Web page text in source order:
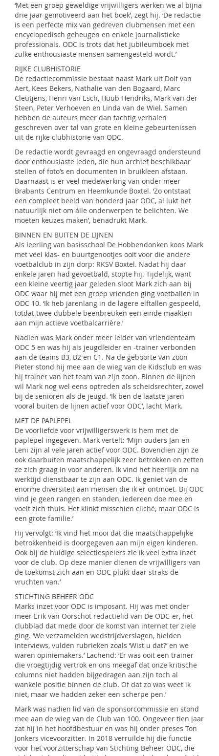
‘Met een groep geweldige vrijwilligers werken we al bijna
drie jaar gemotiveerd aan het boek’, zegt hij. ‘De redactie
is een perfecte mix van gedreven clubmensen met een
encyclopedisch geheugen en enkele journalistieke
professionals. ODC is trots dat het jubileumboek met
zulke enthousiaste mensen samengesteld wordt.’
RIJKE CLUBHISTORIE
De redactiecommissie bestaat naast Mark uit Dolf van
Aert, Kees Bekers, Nathalie van den Bogaard, Marc
Cleutjens, Henri van Esch, Huub Hendriks, Mark van der
Steen, Peter Verhoeven en Linda van de Wiel. Samen
hebben de auteurs meer dan tachtig verhalen
geschreven over tal van grote en kleine gebeurtenissen
uit de rijke clubhistorie van ODC.
De redactie wordt gevraagd en ongevraagd ondersteund
door enthousiaste leden, die hun archief beschikbaar
stellen of foto’s en documenten in bruikleen afstaan.
Daarnaast is er veel medewerking van onder meer
Brabants Centrum en Heemkunde Boxtel. ‘Zo ontstaat
een compleet beeld van honderd jaar ODC, al lukt het
natuurlijk niet om álle onderwerpen te belichten. We
moeten keuzes maken’, benadrukt Mark.
BINNEN EN BUITEN DE LIJNEN
Als leerling van basisschool De Hobbendonken koos Mark
met veel klas- en buurtgenootjes ooit voor die andere
voetbalclub in zijn dorp: RKSV Boxtel. Nadat hij daar
enkele jaren had gevoetbald, stopte hij. Tijdelijk, want
een kleine veertig jaar geleden sloot Mark zich aan bij
ODC waar hij met een groep vrienden ging voetballen in
ODC 10. ‘Ik heb jarenlang in de lagere elftallen gespeeld,
totdat twee dubbele beenbreuken een einde maakten
aan mijn actieve voetbalcarrière.’
Nadien was Mark onder meer leider van vriendenteam
ODC 5 en was hij als jeugdleider en -trainer verbonden
aan de teams B3, B2 en C1. Na de geboorte van zoon
Pieter stond hij mee aan de wieg van de Kidsclub en was
hij trainer van het team van zijn zoon. Binnen de lijnen
wil Mark nog wel eens optreden als scheidsrechter, zowel
bij de senioren als de jeugd. ‘Ik ben de laatste jaren
vooral buiten de lijnen actief voor ODC’, lacht Mark.
MET DE PAPLEPEL
De voorliefde voor vrijwilligerswerk is hem met de
paplepel ingegeven. Mark vertelt: ‘Mijn ouders Jan en
Leni zijn al vele jaren actief voor ODC. Bovendien zijn ze
ook daarbuiten maatschappelijk zeer betrokken en zetten
ze zich graag in voor anderen. Ik vind het heerlijk om na
werktijd dienstbaar te zijn aan ODC. Ik geniet van de
enorme diversiteit aan mensen die ik er ontmoet. Bij ODC
vind je geen rangen en standen, iedereen doe mee en
voelt zich thuis. Het klinkt misschien cliché, maar ODC is
een grote familie.’
Hij vervolgt: ‘Ik vind het mooi dat die maatschappelijke
betrokkenheid is doorgegeven aan mijn eigen kinderen.
Ook bij de huidige selectiespelers zie ik veel extra inzet
voor de club. Op deze manier dienen de vrijwilligers van
de toekomst zich aan en ODC plukt daar straks de
vruchten van.’
STICHTING BEHEER ODC
Marks inzet voor ODC is imposant. Hij was met onder
meer Erik van Oorschot redactielid van De ODC-er, het
clubblad dat mede door de komst van internet ter ziele
ging. ‘We verzamelden wedstrijdverslagen, hielden
interviews, vulden rubrieken zoals ‘Wist u dat?’ en we
waren opiniemakers.’ Lachend: ‘Er was ooit een trainer
die vroegtijdig vertrok en ons meegaf dat onze kritische
columns niet hadden bijgedragen aan zijn toch al
wankele positie binnen de club. Of dat zo was weet ik
niet, maar we hadden zeker een scherpe pen.’
Mark was nadien lid van de sponsorcommissie en stond
mee aan de wieg van de Club van 100. Ongeveer tien jaar
zat hij in het hoofdbestuur en was hij onder preses Ton
Jonkers vicevoorzitter. In 2018 verruilde hij die functie
voor het voorzitterschap van Stichting Beheer ODC, die